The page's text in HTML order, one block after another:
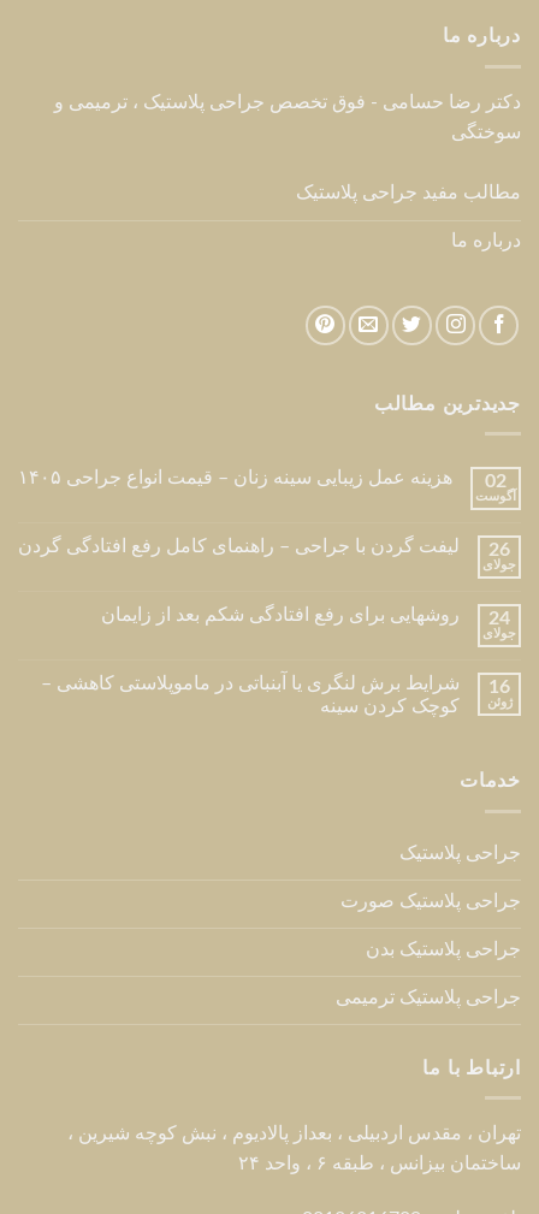
درباره ما
دکتر رضا حسامی - فوق تخصص جراحی پلاستیک ، ترمیمی و
سوختگی
مطالب مفید جراحی پلاستیک
درباره ما
جدیدترین مطالب
02
آگوست
هزینه عمل زیبایی سینه زنان – قیمت انواع جراحی ۱۴۰۵
26
جولای
لیفت گردن با جراحی – راهنمای کامل رفع افتادگی گردن
24
جولای
روشهایی برای رفع افتادگی شکم بعد از زایمان
16
ژوئن
شرایط برش لنگری یا آبنباتی در ماموپلاستی کاهشی –
کوچک کردن سینه
خدمات
جراحی پلاستیک
جراحی پلاستیک صورت
جراحی پلاستیک بدن
جراحی پلاستیک ترمیمی
ارتباط با ما
تهران ، مقدس اردبیلی ، بعداز پالادیوم ، نبش کوچه شیرین ،
ساختمان بیزانس ، طبقه ۶ ، واحد ۲۴